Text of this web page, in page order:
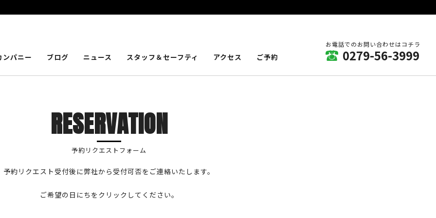
ンパニー ブログ ニュース スタッフ＆セーフティ アクセス ご予約
お電話でのお問い合わせはコチラ
0279-56-3999
RESERVATION
予約リクエストフォーム
予約リクエスト受付後に弊社から受付可否をご連絡いたします。
ご希望の日にちをクリックしてください。